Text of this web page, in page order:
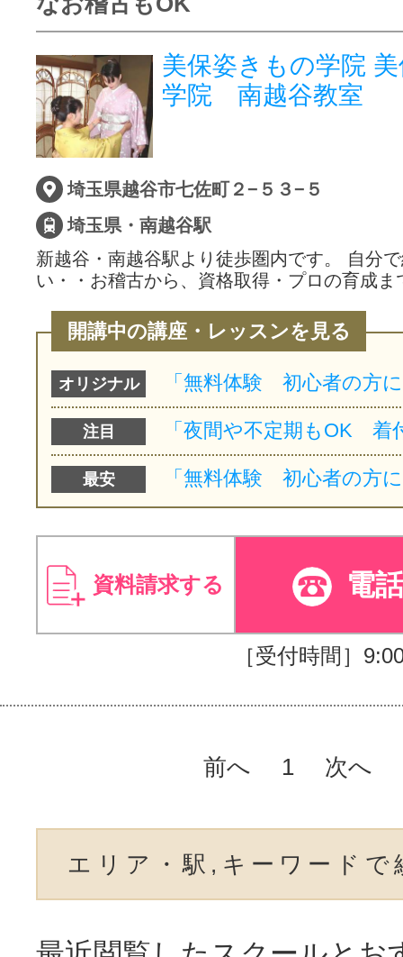
美保姿きもの学院
学院 南越谷教室
埼玉県越谷市七佐町２−５３−５
埼玉県・南越谷駅
新越谷・南越谷駅より徒歩圏内です。 自分
い・・お稽古から、資格取得・プロの育成
開講中の講座・レッスンを見る
オリジナル
注目
最安
資料請求する 電
［受付時間］
前へ 1 次へ
エリア・駅,キーワードで